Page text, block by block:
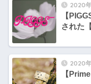
2020
【
された
2020
【